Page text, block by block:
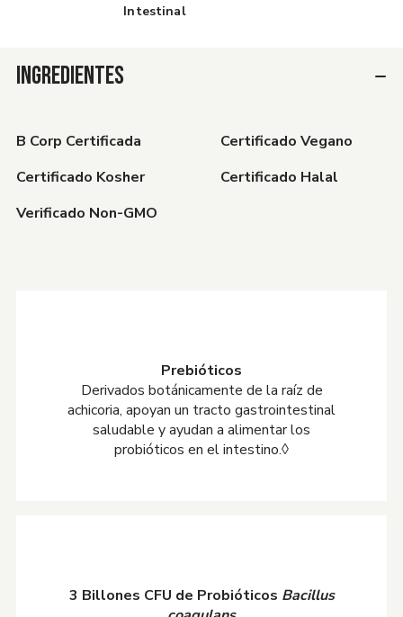
Intestinal
INGREDIENTES
B Corp Certificada
Certificado Vegano
Certificado Kosher
Certificado Halal
Verificado Non-GMO
Prebióticos
Derivados botánicamente de la raíz de
achicoria, apoyan un tracto gastrointestinal
saludable y ayudan a alimentar los
probióticos en el intestino.◊
3 Billones CFU de Probióticos Bacillus